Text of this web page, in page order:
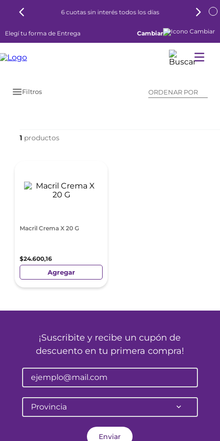
6 cuotas sin interés todos los días
Elegí tu forma de Entrega Cambiar
Filtros ORDENAR POR
1
Macril Crema X 20 G
$24.600,16
Agregar
¡Suscribite y recibe un cupón de
descuento en tu primera compra!
Provincia
Enviar